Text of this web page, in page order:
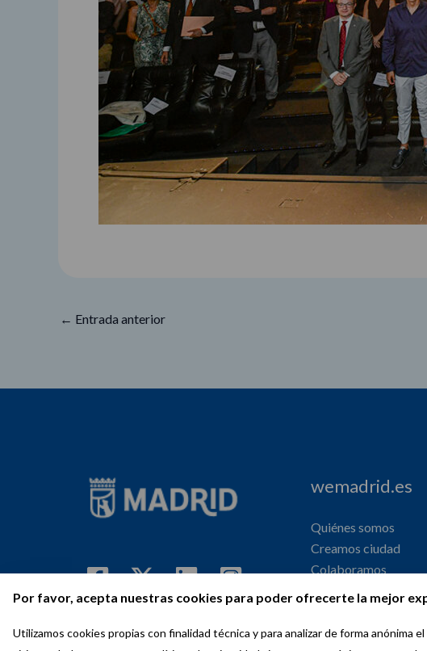
Por favor, acepta nuestras cookies para poder ofrecerte la mejor
Utilizamos cookies propias con finalidad técnica y para analizar de forma anónima
← Entrada anterior
wemadrid.es
Quiénes somos
Creamos ciudad
Colaboramos
Internacional